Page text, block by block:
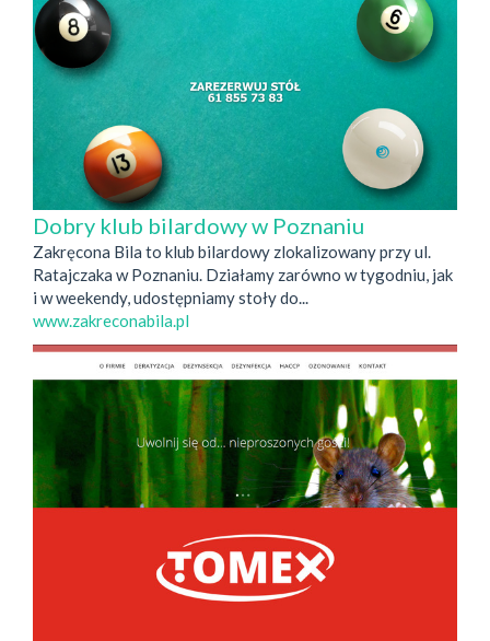
Dobry klub bilardowy w Poznaniu
Zakręcona Bila to klub bilardowy zlokalizowany przy ul.
Ratajczaka w Poznaniu. Działamy zarówno w tygodniu, jak
i w weekendy, udostępniamy stoły do...
www.zakreconabila.pl